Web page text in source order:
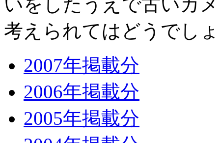
いをしたうえで古いカ
考えられてはどうでし
2007年掲載分
2006年掲載分
2005年掲載分